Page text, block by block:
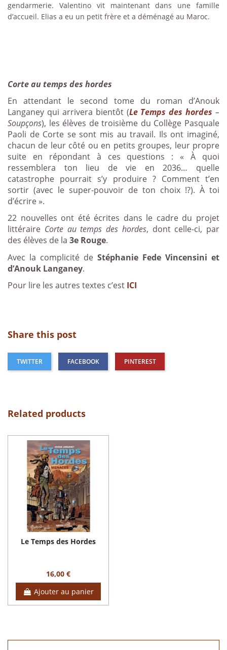
gendarmerie. Valentino vit maintenant dans une famille
d’accueil. Elias a eu un petit frère et a déménagé au Maroc.
Corte au temps des hordes
En attendant le second tome du roman d’Anouk
Langaney qui arrivera bientôt (Le Temps des hordes –
Soupçons), les élèves de troisième du Collège Pasquale
Paoli de Corte se sont mis au travail. Ils ont imaginé,
chacun de leur côté ou en petits groupes, leur propre
suite en répondant à ces questions : « À quoi
ressemblera ton lieu de vie en 2036… quelle
catastrophe pourrait s’y produire ? Comment t’en
sortir (avec le super-pouvoir de ton choix !?). À toi
d’écrire ».
22 nouvelles ont été écrites dans le cadre du projet
littéraire Corte au temps des hordes, dont celle-ci, par
des élèves de la 3e Rouge.
Avec la complicité de Stéphanie Fede Vincensini et
d’Anouk Langaney.
Pour lire les autres textes c’est ICI
Share this post
TWITTER FACEBOOK PINTEREST
Related products
Le Temps des Hordes
16,00 €
Ajouter au panier